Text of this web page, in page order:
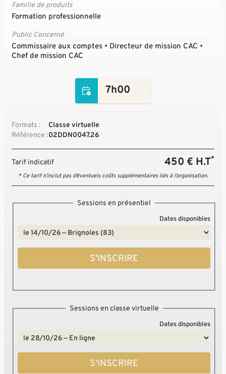
Famille de produits
Formation professionnelle
Public Concerné
Commissaire aux comptes • Directeur de mission CAC •
Chef de mission CAC
7h00
Formats :
Classe virtuelle
Référence :02DDN0047.26
Tarif indicatif 450 € H.T*
* Ce tarif n’inclut pas d’éventuels coûts supplémentaires liés à l’organisation.
Sessions en présentiel
Dates disponibles
S'INSCRIRE
Sessions en classe virtuelle
Dates disponibles
S'INSCRIRE